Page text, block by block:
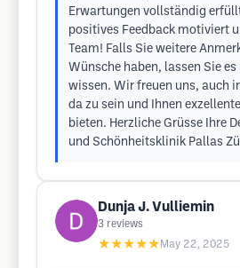
Erwartungen vollständig
positives Feedback motiviert
Team! Falls Sie weitere
Wünsche haben, lassen Sie
wissen. Wir freuen uns, auch
da zu sein und Ihnen
bieten. Herzliche Grüsse Ihre
und Schönheitsklinik Pallas
Dunja J. Vulliemin
3 reviews
★★★★★ May 22, 2025